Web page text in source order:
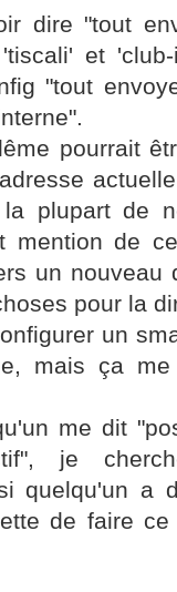
dire "tout
et
"tout
pourrait
plupart de
mention de
un nouveau
pour la
un
mais ça
me dit
je
quelqu'un a
de faire